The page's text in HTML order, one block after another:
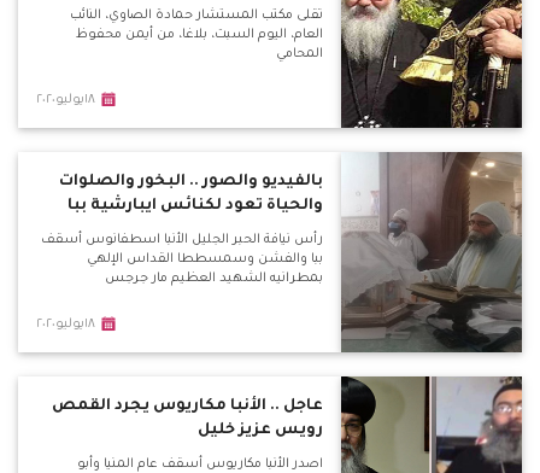
تقلى مكتب المستشار حمادة الصاوي، النائب
العام، اليوم السبت، بلاغا، من أيمن محفوظ
المحامي
١٨يوليو٢٠٢٠
بالفيديو والصور .. البخور والصلوات
والحياة تعود لكنائس ايبارشية ببا
رأس نيافة الحبر الجليل الأنبا اسطفانوس أسقف
ببا والفشن وسمسططا القداس الإلهي
بمطرانيه الشهيد العظيم مار جرجس
١٨يوليو٢٠٢٠
عاجل .. الأنبا مكاريوس يجرد القمص
رويس عزيز خليل
اصدر الأنبا مكاريوس أسقف عام المنيا وأبو